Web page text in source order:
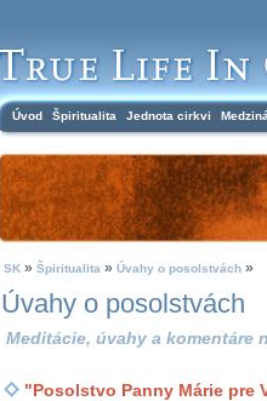
Úvod Špiritualita Jednota cirkvi
SK » Špiritualita » Úvahy o posolstvách »
Úvahy o posolstvách
Meditácie, úvahy a komentáre
"Posolstvo Panny Márie pre